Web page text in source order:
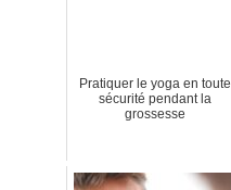
Pratiquer le yoga en toute
sécurité pendant la
grossesse